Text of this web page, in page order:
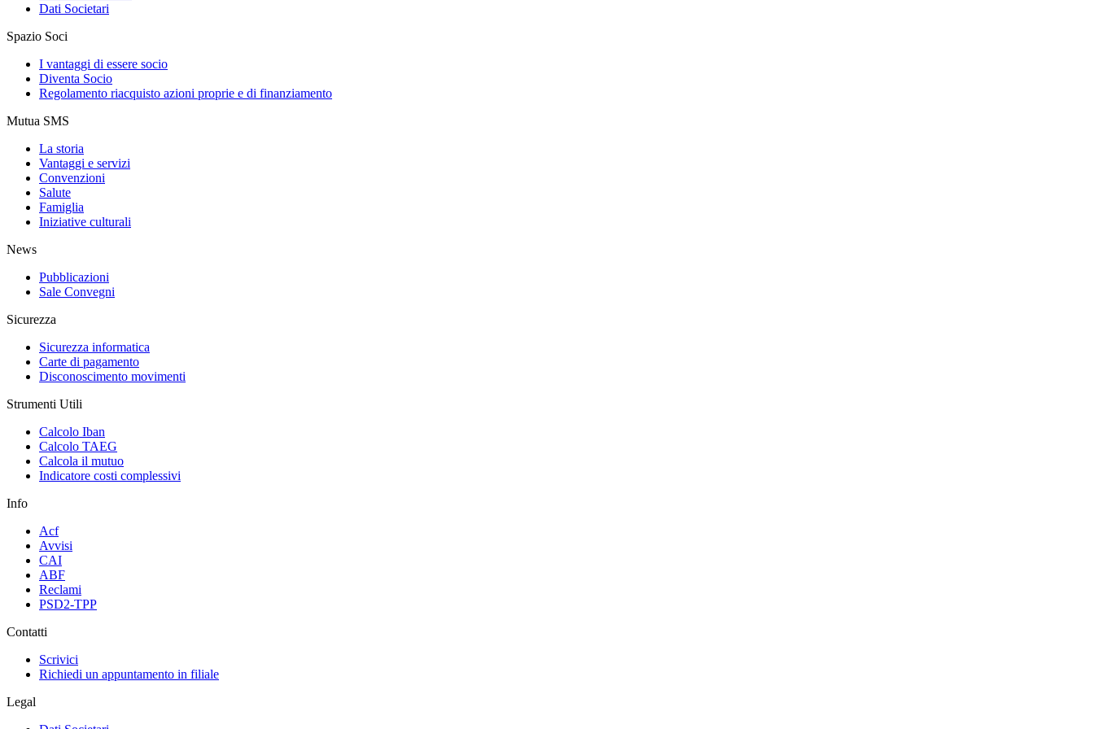
Dati Societari
Spazio Soci
I vantaggi di essere socio
Diventa Socio
Regolamento riacquisto azioni proprie e di finanziamento
Mutua SMS
La storia
Vantaggi e servizi
Convenzioni
Salute
Famiglia
Iniziative culturali
News
Pubblicazioni
Sale Convegni
Sicurezza
Sicurezza informatica
Carte di pagamento
Disconoscimento movimenti
Strumenti Utili
Calcolo Iban
Calcolo TAEG
Calcola il mutuo
Indicatore costi complessivi
Info
Acf
Avvisi
CAI
ABF
Reclami
PSD2-TPP
Contatti
Scrivici
Richiedi un appuntamento in filiale
Legal